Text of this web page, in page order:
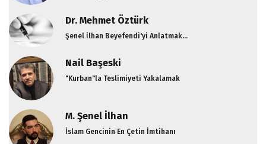
Dr. Mehmet Öztürk
Şenel İlhan Beyefendi'yi Anlatmak...
Nail Başeski
"Kurban"la Teslimiyeti Yakalamak
M. Şenel İlhan
İslam Gencinin En Çetin İmtihanı